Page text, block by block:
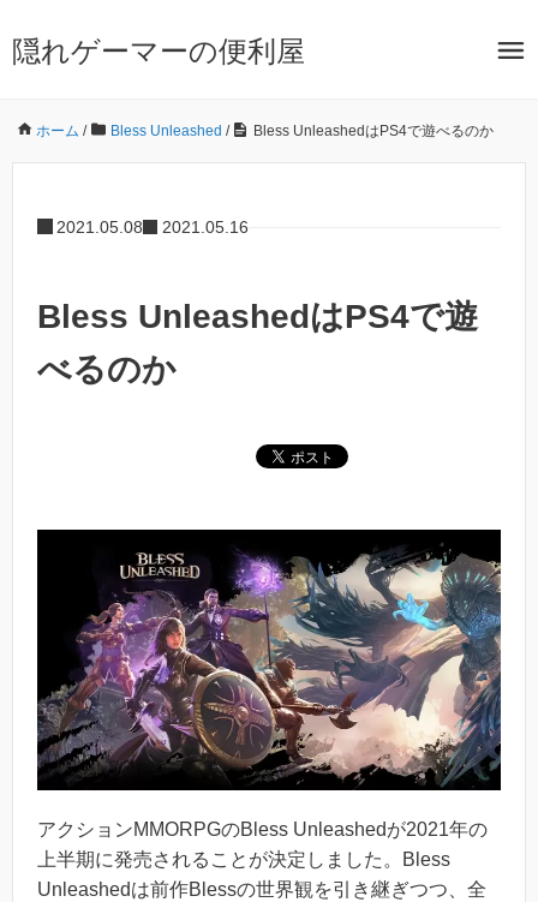
隠れゲーマーの便利屋
ホーム / Bless Unleashed / Bless UnleashedはPS4で遊べるのか
2021.05.08 2021.05.16
Bless UnleashedはPS4で遊
べるのか
アクションMMORPGのBless Unleashedが2021年の
上半期に発売されることが決定しました。Bless
Unleashedは前作Blessの世界観を引き継ぎつつ、全